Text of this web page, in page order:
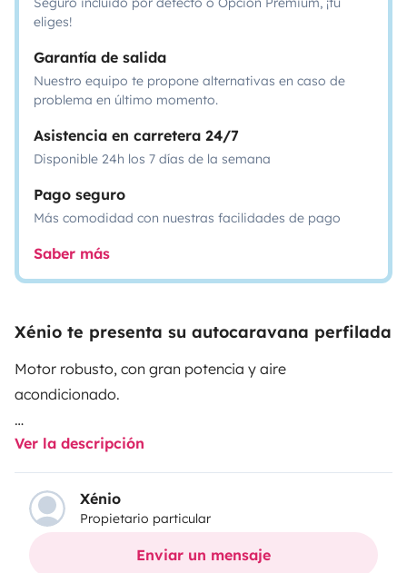
eliges!
Garantía de salida
Nuestro equipo te propone alternativas en caso de
problema en último momento.
Asistencia en carretera 24/7
Disponible 24h los 7 días de la semana
Pago seguro
Más comodidad con nuestras facilidades de pago
Saber más
Xénio te presenta su autocaravana perfilada
Motor robusto, con gran potencia y aire
acondicionado.
Características interiores:
- 1 cama doble fija
- 1 mesa de comedor convertible en cama doble
Ver la descripción
Xénio
Propietario particular
Enviar un mensaje